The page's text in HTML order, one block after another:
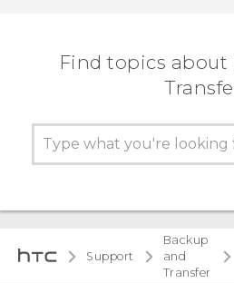
Find topics about
Support
Backup
and
Transfer